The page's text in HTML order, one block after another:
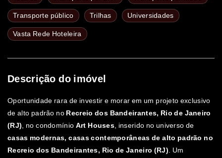
Transporte público Trilhas Universidades
Vasta Rede Hoteleira
Descrição do imóvel
Oportunidade rara de investir e morar em um projeto exclusivo
de alto padrão no Recreio dos Bandeirantes, Rio de Janeiro
(RJ) , no condomínio Art Houses , inserido no universo de
casas modernas, casas contemporâneas de alto padrão no
Recreio dos Bandeirantes, Rio de Janeiro (RJ) . Um